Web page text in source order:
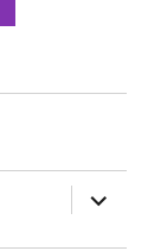
anzeigen